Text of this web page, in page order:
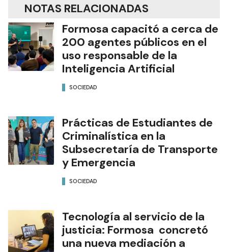
NOTAS RELACIONADAS
Formosa capacitó a cerca de
200 agentes públicos en el
uso responsable de la
Inteligencia Artificial
SOCIEDAD
Prácticas de Estudiantes de
Criminalística en la
Subsecretaría de Transporte
y Emergencia
SOCIEDAD
Tecnología al servicio de la
justicia: Formosa concretó
una nueva mediación a